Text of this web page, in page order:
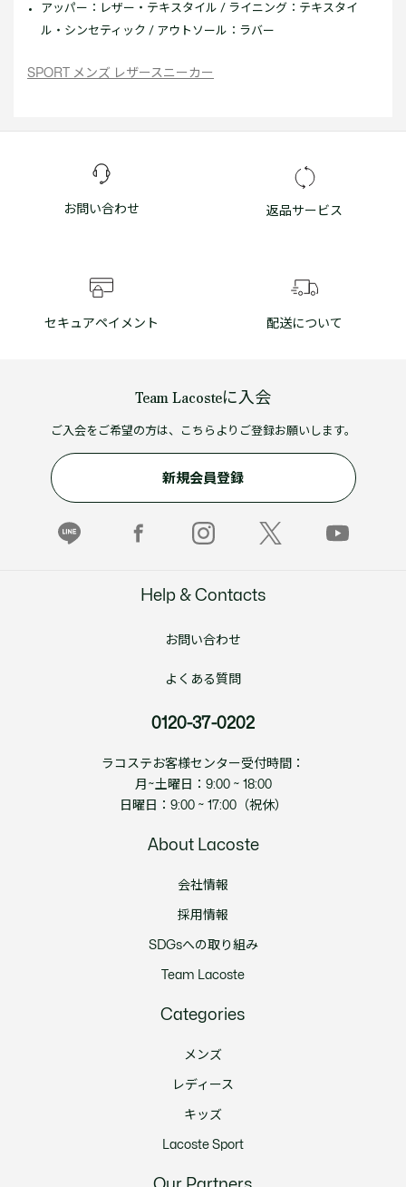
アッパー：レザー・テキスタイル / ライニング：テキスタイ
ル・シンセティック / アウトソール：ラバー
SPORT メンズ レザースニーカー
お問い合わせ 返品サービス
セキュアペイメント 配送について
Team Lacosteに入会
ご入会をご希望の方は、こちらよりご登録お願いします。
新規会員登録
Help & Contacts
お問い合わせ
よくある質問
0120-37-0202
ラコステお客様センター受付時間：
月~土曜日：9:00 ~ 18:00
日曜日：9:00 ~ 17:00（祝休）
About Lacoste
会社情報
採用情報
SDGsへの取り組み
Team Lacoste
Categories
メンズ
レディース
キッズ
Lacoste Sport